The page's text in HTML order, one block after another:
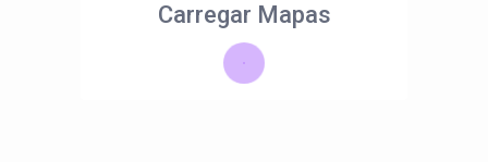
Carregar Mapas